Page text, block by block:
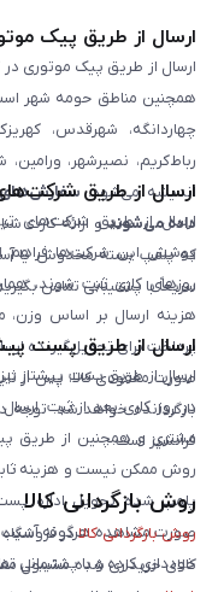
ارسال از طریق پیک
همچنین مناطق حومه شهر
چهاردانگه، شهرقدس،
رباط‌کریم، نصیرشهر،
اندیشه می‌شود. سفارش‌های
داده می‌شوندو ارائه کارت
که پلمپ بسته مخدوش یا
سریعاً با پشتیبانی تماس
ارسال از طریق
ارسال از طریق شرکت‌های
روزهای کاری ثبت شوند،
هزینه ارسال بر اساس
پرداخت برای تحویل‌گیرنده
صورت مفقودی کالا، پس از
فرانشیز است.
ارسال از طریق پست
ارسال از طریق پست پیشتاز
در روز کاری بعد از ثبت،
مشتری و همچنین از طریق
پلمپ شده تحویل اداره
صورت مشاهده هرگونه آسیب
خودداری کرده و با پشتیبانی
روش بازگردانی کالا
روش بازگردانی کالادر
کالای خریداری شده مشمول